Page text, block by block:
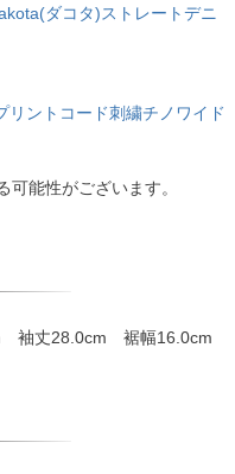
ダコタ)ストレートデニ
ントコード刺繍チノワイド
能性がございます。
袖丈28.0cm 裾幅16.0cm